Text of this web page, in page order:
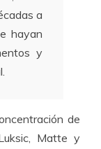
a
hayan
y
de
Matte y